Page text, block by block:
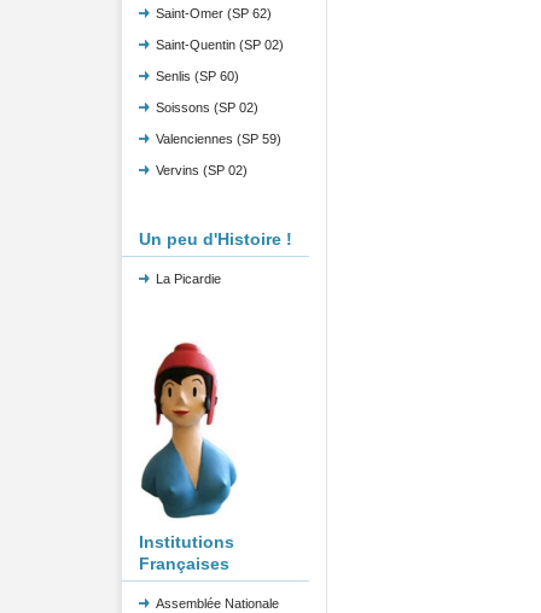
Saint-Omer (SP 62)
Saint-Quentin (SP 02)
Senlis (SP 60)
Soissons (SP 02)
Valenciennes (SP 59)
Vervins (SP 02)
Un peu d'Histoire !
La Picardie
Institutions
Françaises
Assemblée Nationale